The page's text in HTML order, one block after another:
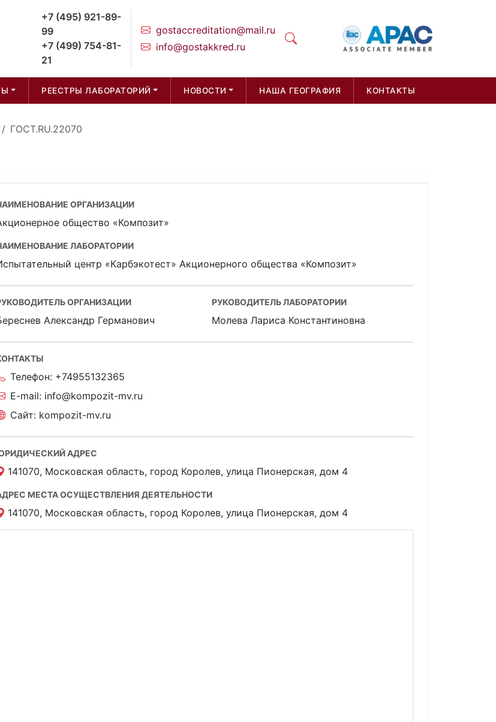
+7 (495) 921-89-
99
+7 (499) 754-81-
21
gostaccreditation@mail.ru
info@gostakkred.ru
РЕЕСТРЫ ЛАБОРАТОРИЙ НОВОСТИ НАША ГЕОГРАФИЯ КОНТАКТЫ
ГОСТ.RU.22070
ОРГАНИЗАЦИИ
общество «Композит»
ЛАБОРАТОРИИ
центр «Карбэкотест» Акционерного общества «Композит»
ОРГАНИЗАЦИИ
Александр Германович
РУКОВОДИТЕЛЬ ЛАБОРАТОРИИ
Молева Лариса Константиновна
Телефон: +74955132365
E-mail: info@kompozit-mv.ru
Сайт: kompozit-mv.ru
АДРЕС
141070, Московская область, город Королев, улица Пионерская, дом 4
МЕСТА ОСУЩЕСТВЛЕНИЯ ДЕЯТЕЛЬНОСТИ
141070, Московская область, город Королев, улица Пионерская, дом 4